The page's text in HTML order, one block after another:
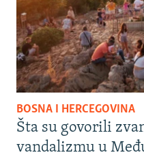
BOSNA I HERCEGOVINA
Šta su govorili
vandalizmu u